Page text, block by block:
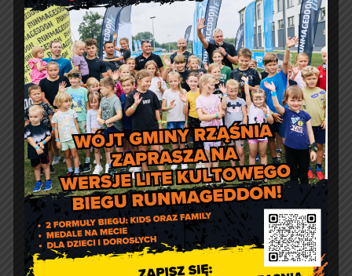
Jakość powietrza